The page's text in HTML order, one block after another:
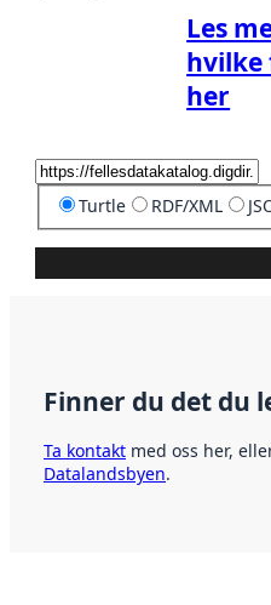
Les
her
Turtle RDF/XML
Finner du det du
Ta kontakt med oss her,
Datalandsbyen.